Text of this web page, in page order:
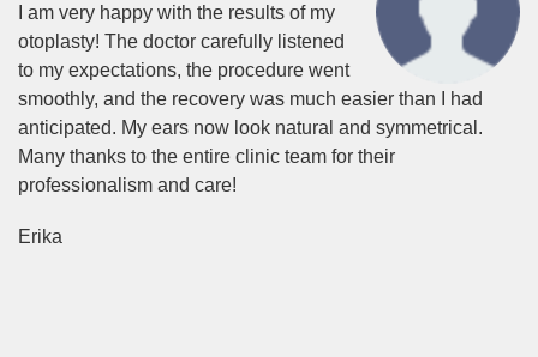
I am very happy with the results of my
otoplasty! The doctor carefully listened
to my expectations, the procedure went
smoothly, and the recovery was much easier than I had
anticipated. My ears now look natural and symmetrical.
Many thanks to the entire clinic team for their
professionalism and care!
Erika